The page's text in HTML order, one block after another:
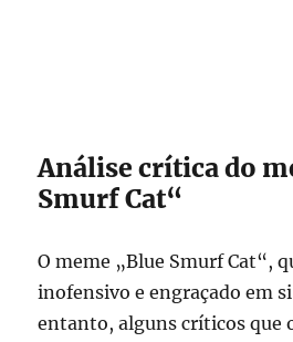
Análise crítica do
Smurf Cat“
O meme „Blue Smurf Cat“,
inofensivo e engraçado em
entanto, alguns críticos que